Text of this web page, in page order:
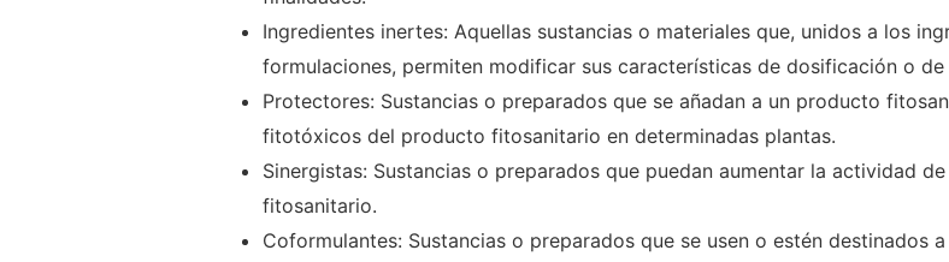
Ingredientes inertes: Aquellas sustancias o materiales que, unidos a los
formulaciones, permiten modificar sus caracterís­ticas de dosificación o de
Protectores: Sustancias o preparados que se añadan a un producto
fitotóxicos del producto fitosanitario en determinadas plantas.
Sinergistas: Sustancias o preparados que puedan aumentar la actividad
fitosanitario.
Coformulantes: Sustancias o preparados que se usen o estén destinados